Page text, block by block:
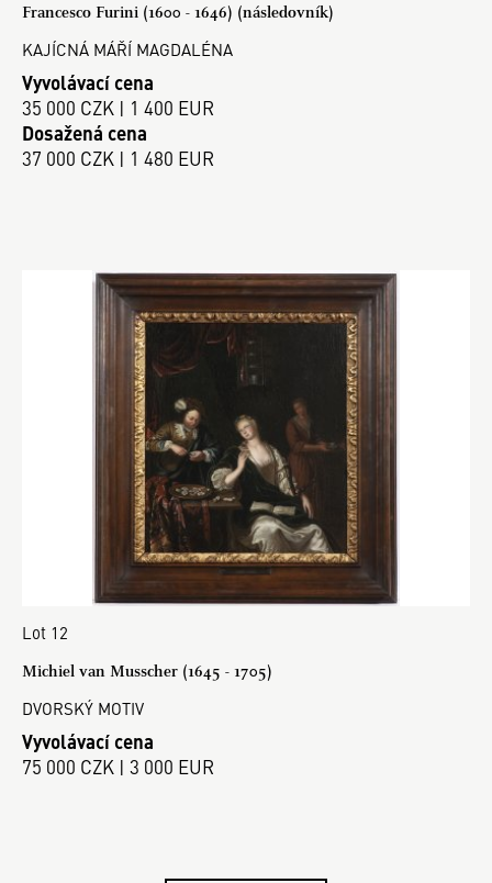
Francesco Furini (1600 - 1646) (následovník)
KAJÍCNÁ MÁŘÍ MAGDALÉNA
Vyvolávací cena
35 000 CZK | 1 400 EUR
Dosažená cena
37 000 CZK | 1 480 EUR
Lot 12
Michiel van Musscher (1645 - 1705)
DVORSKÝ MOTIV
Vyvolávací cena
75 000 CZK | 3 000 EUR